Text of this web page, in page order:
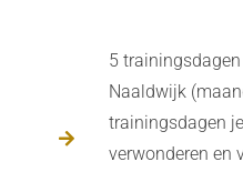
5
Naaldwijk
trainingsdagen
verwonderen en